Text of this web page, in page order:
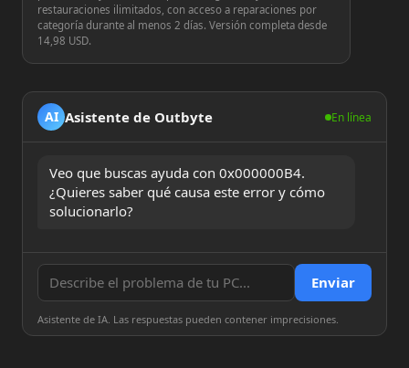
restauraciones ilimitados, con acceso a reparaciones por
categoría durante al menos 2 días. Versión completa desde
14,98 USD.
AI Asistente de Outbyte En línea
Veo que buscas ayuda con 0x000000B4.
¿Quieres saber qué causa este error y cómo
solucionarlo?
Enviar
Asistente de IA. Las respuestas pueden contener imprecisiones.